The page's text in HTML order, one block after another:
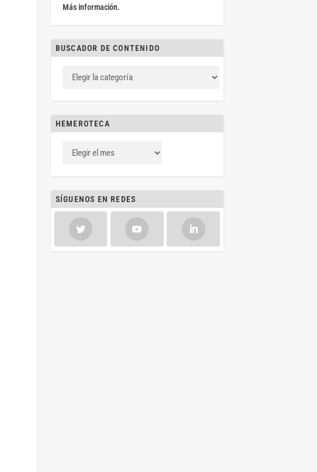
Más información.
BUSCADOR DE CONTENIDO
HEMEROTECA
SÍGUENOS EN REDES